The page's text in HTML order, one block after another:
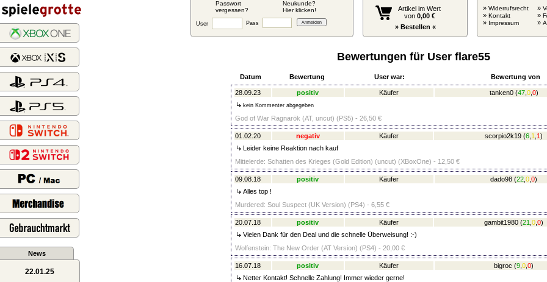
Passwort
vergessen?
Neukunde?
Hier klicken!
User Pass
Artikel im Wert
von 0,00 €
» Bestellen «
» Widerrufsrecht
» Kontakt
» Impressum
»
»
»
News
22.01.25
Bewertungen für User flare55
Datum Bewertung User war: Bewertung von
28.09.23 positiv Käufer tanken0 (47, 0, 0)
kein Kommenter abgegeben
God of War Ragnarök (AT, uncut) (PS5) - 26,50 €
01.02.20 negativ Käufer scorpio2k19 (6, 1 1)
Leider keine Reaktion nach kauf
Mittelerde: Schatten des Krieges (Gold Edition) (uncut) (XBoxOne) - 12,50 €
09.08.18 positiv Käufer dado98 (22 0 0)
Alles top !
Murdered: Soul Suspect (UK Version) (PS4) - 6,55 €
20.07.18 positiv Käufer gambit1980 (21 0, 0)
Vielen Dank für den Deal und die schnelle Überweisung! :-)
Wolfenstein: The New Order (AT Version) (PS4) - 20,00 €
16.07.18 positiv Käufer bigroc (9 0 0)
Netter Kontakt! Schnelle Zahlung! Immer wieder gerne!